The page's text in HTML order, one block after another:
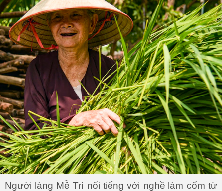
Người làng Mễ Trì nổi tiếng với nghề làm cốm từ